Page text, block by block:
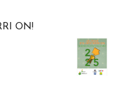
ON!